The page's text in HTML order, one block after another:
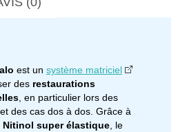
est un système matriciel
des restaurations
, en particulier lors des
des cas dos à dos. Grâce à
Nitinol super élastique, le